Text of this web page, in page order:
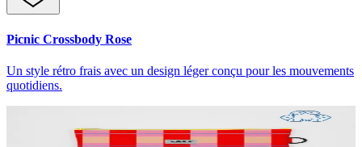
Picnic Crossbody Rose
Un style rétro frais avec un design léger conçu pour les mouvements
quotidiens.